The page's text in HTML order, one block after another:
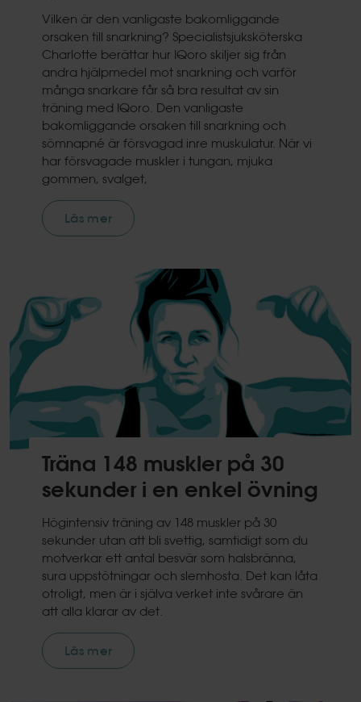
Vilken är den vanligaste bakomliggande
orsaken till snarkning? Specialistsjuksköterska
Charlotte berättar hur IQoro skiljer sig från
andra hjälpmedel mot snarkning och varför
många snarkare får så bra resultat av sin
träning med IQoro. Den vanligaste
bakomliggande orsaken till snarkning och
sömnapné är försvagad inre muskulatur. När vi
har försvagade muskler i tungan, mjuka
gommen, svalget,
Läs mer
Träna 148 muskler på 30
sekunder i en enkel övning
Högintensiv träning av 148 muskler på 30
sekunder utan att bli svettig, samtidigt som du
motverkar ett antal besvär som halsbränna,
sura uppstötningar och slemhosta. Det kan låta
otroligt, men är i själva verket inte svårare än
att alla klarar av det.
Läs mer